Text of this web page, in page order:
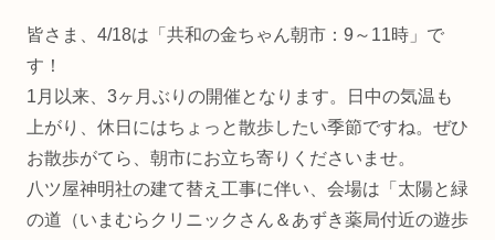
皆さま、4/18は「共和の金ちゃん朝市：9～11時」で
す！
1月以来、3ヶ月ぶりの開催となります。日中の気温も
上がり、休日にはちょっと散歩したい季節ですね。ぜひ
お散歩がてら、朝市にお立ち寄りくださいませ。
八ツ屋神明社の建て替え工事に伴い、会場は「太陽と緑
の道（いまむらクリニックさん＆あずき薬局付近の遊歩